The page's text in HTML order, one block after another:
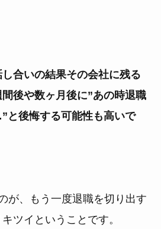
合いの結果その会社に残る
後や数ヶ月後に”あの時退職
と後悔する可能性も高いで
が、もう一度退職を切り出す
ツイということです。